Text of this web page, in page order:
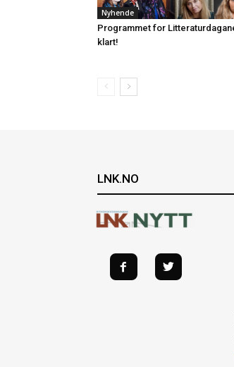
Nyhende
Programmet for
klart!
LNK.NO